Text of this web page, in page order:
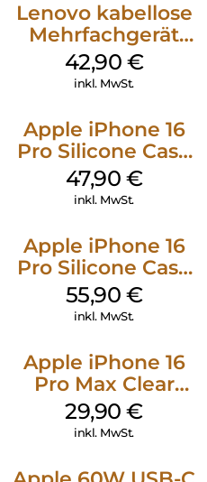
Lenovo kabellose
Mehrfachgerät
Luna Grey
42,90 €
inkl. MwSt.
Apple iPhone 16
Pro Silicone Case
MagSafe Denim
47,90 €
inkl. MwSt.
Apple iPhone 16
Pro Silicone Case
MagSafe Stone
Gray
55,90 €
inkl. MwSt.
Apple iPhone 16
Pro Max Clear
Case MagSafe
Transparent
29,90€
inkl. MwSt.